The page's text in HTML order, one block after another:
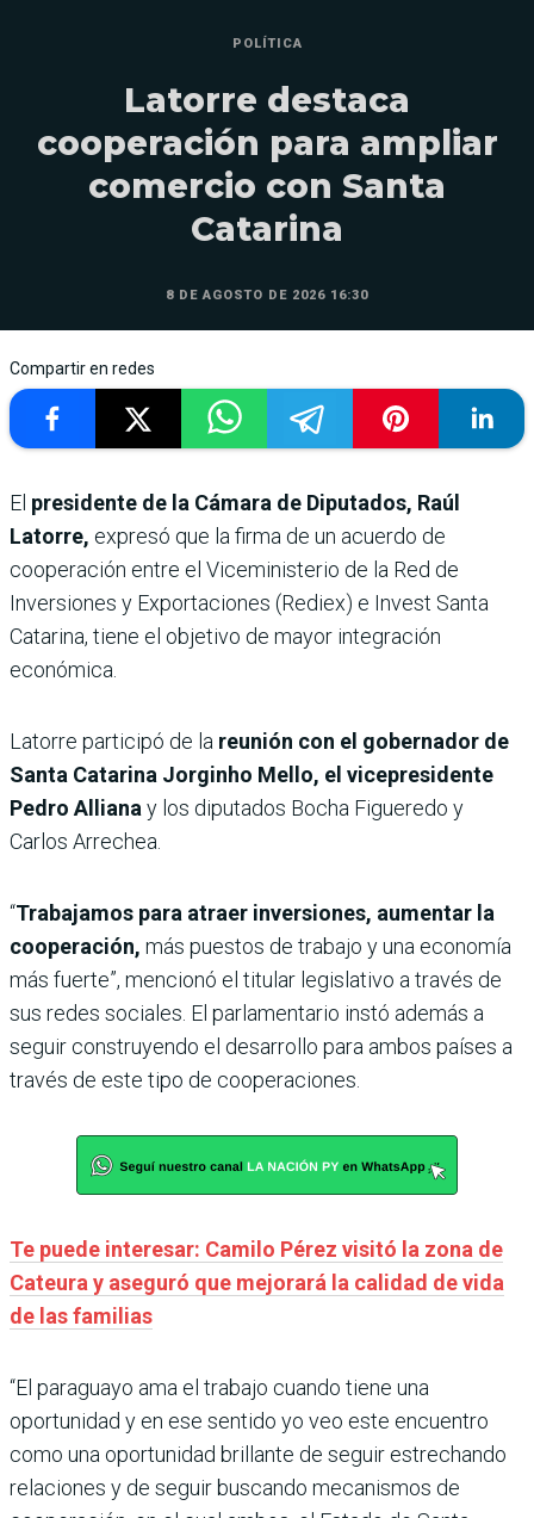
POLÍTICA
Latorre destaca
cooperación para ampliar
comercio con Santa
Catarina
8 DE AGOSTO DE 2026 16:30
Compartir en redes
El presidente de la Cámara de Diputados, Raúl
Latorre, expresó que la firma de un acuerdo de
cooperación entre el Viceministerio de la Red de
Inversiones y Exportaciones (Rediex) e Invest Santa
Catarina, tiene el objetivo de mayor integración
económica.
Latorre participó de la reunión con el gobernador de
Santa Catarina Jorginho Mello, el vicepresidente
Pedro Alliana y los diputados Bocha Figueredo y
Carlos Arrechea.
“Trabajamos para atraer inversiones, aumentar la
cooperación, más puestos de trabajo y una economía
más fuerte”, mencionó el titular legislativo a través de
sus redes sociales. El parlamentario instó además a
seguir construyendo el desarrollo para ambos países a
través de este tipo de cooperaciones.
Te puede interesar: Camilo Pérez visitó la zona de
Cateura y aseguró que mejorará la calidad de vida
de las familias
“El paraguayo ama el trabajo cuando tiene una
oportunidad y en ese sentido yo veo este encuentro
como una oportunidad brillante de seguir estrechando
relaciones y de seguir buscando mecanismos de